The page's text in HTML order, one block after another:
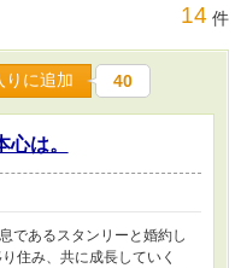
14 件
りに追加 40
は。
であるスタンリーと婚約し
住み、共に成長していく